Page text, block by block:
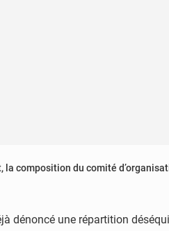
la composition du comité
dénoncé une répartition